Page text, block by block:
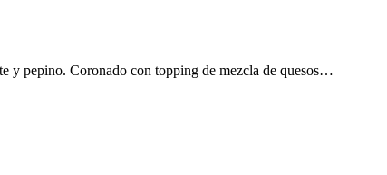
y pepino. Coronado con topping de mezcla de quesos…